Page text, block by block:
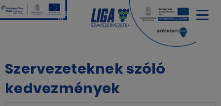
Szervezeteknek szóló
kedvezmények